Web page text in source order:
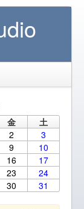
金
土
2
3
9
10
16
17
23
24
30 31